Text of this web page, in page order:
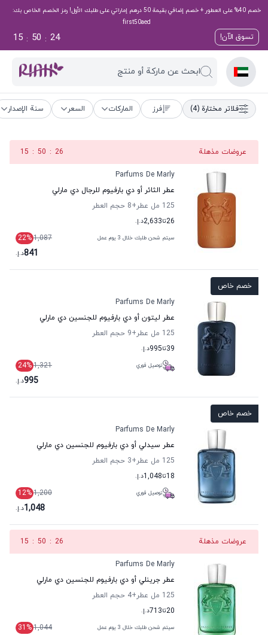
خصم 40% على العطور + خصم إضافي بقيمة 50 درهم إماراتي على طلبك الأول! رمز الخصم الخاص بك:
first50aed
تسوق الآن! 24
:
50
:
15
ابحث عن ماركة أو منتج
فلاتر مختارة (4) فرز الماركات السعر سنة الإصدار
عروضات مذهلة 26
:
50
:
15
Parfums De Marly
عطر الثائر أو دي بارفيوم للرجال دي مارلي
125 مل عطر
+8
حجم العطر
26تا2,633د.إ.
سيتم شحن طلبك خلال 3 يوم عمل 1,087
22%
841د.إ.
خصم خاص
Parfums De Marly
عطر ليتون أو دي بارفيوم للجنسين دي مارلي
125 مل عطر
+9
حجم العطر
39تا995د.إ.
توصيل فوري 1,321
24%
995د.إ.
خصم خاص
Parfums De Marly
عطر سيدلي أو دي بارفيوم للجنسين دي مارلي
125 مل عطر
+3
حجم العطر
18تا1,048د.إ.
توصيل فوري 1,200
12%
1,048د.إ.
عروضات مذهلة 26
:
50
:
15
Parfums De Marly
عطر جرينلي أو دي بارفيوم للجنسين دي مارلي
125 مل عطر
+4
حجم العطر
20تا713د.إ.
سيتم شحن طلبك خلال 3 يوم عمل 1,044
31 %